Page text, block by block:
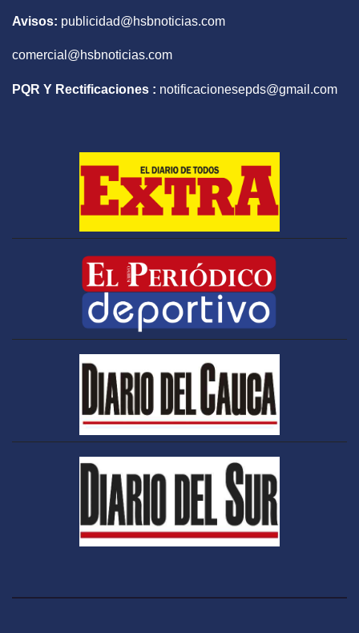
Avisos: publicidad@hsbnoticias.com
comercial@hsbnoticias.com
PQR Y Rectificaciones : notificacionesepds@gmail.com